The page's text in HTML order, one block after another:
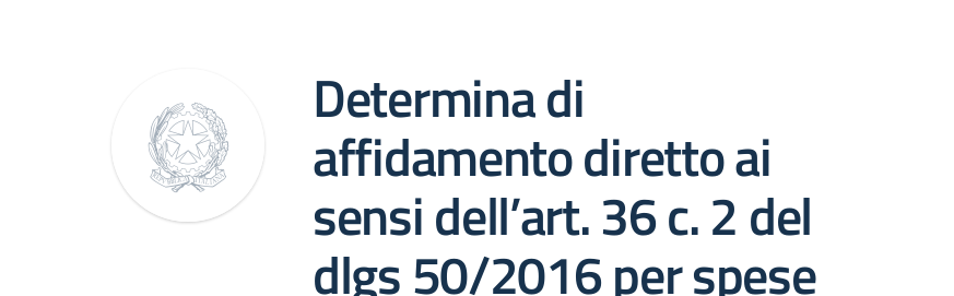
Determina di
affidamento diretto ai
sensi dell’art. 36 c. 2 del
dlgs 50/2016 per spese